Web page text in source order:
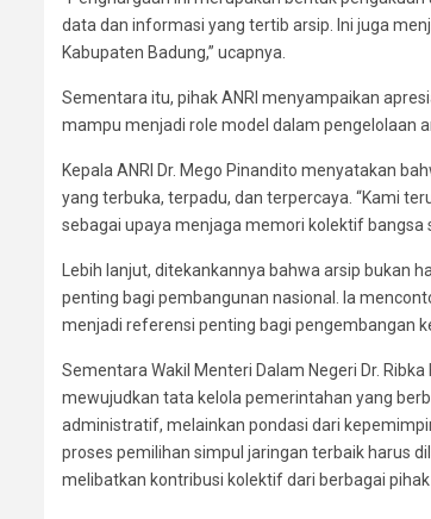
data dan informasi yang tertib arsip. Ini juga
Kabupaten Badung,” ucapnya.
Sementara itu, pihak ANRI menyampaikan
mampu menjadi role model dalam pengelolaan
Kepala ANRI Dr. Mego Pinandito menyatakan
yang terbuka, terpadu, dan terpercaya. “Kami
sebagai upaya menjaga memori kolektif
Lebih lanjut, ditekankannya bahwa arsip bukan
penting bagi pembangunan nasional. Ia
menjadi referensi penting bagi pengembangan
Sementara Wakil Menteri Dalam Negeri Dr.
mewujudkan tata kelola pemerintahan yang
administratif, melainkan pondasi dari
proses pemilihan simpul jaringan terbaik harus
melibatkan kontribusi kolektif dari berbagai